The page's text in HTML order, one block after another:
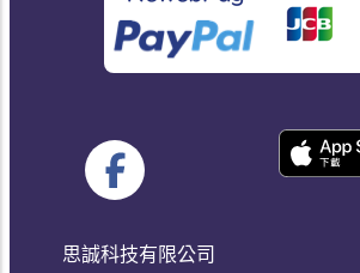
思誠科技有限公司